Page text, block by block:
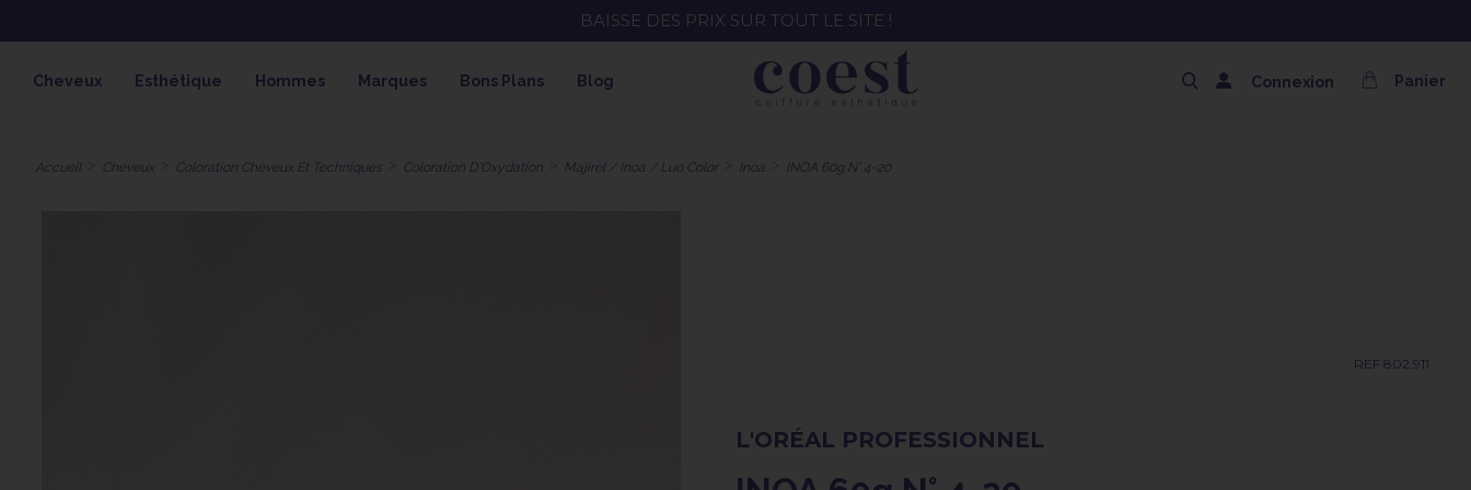
OFFRE SPÉCIALE SOLAIRE SKEYMZEE ! SOIN HYDRATANT + SPRAY + SHAMPOING = SHAMPOING OFFERT AVEC LE CODE SOLAIRE
Cheveux Esthétique Hommes Marques Bons Plans Blog Connexion Panier
Accueil Cheveux Coloration Cheveux Et Techniques Coloration D'Oxydation Majirel / Inoa / Luo Color Inoa INOA 60g N° 4-20
REF 802.911
L'ORÉAL PROFESSIONNEL